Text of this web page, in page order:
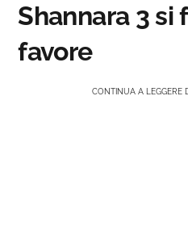
Shannara 3 si
favore
CONTINUA A LEGGERE